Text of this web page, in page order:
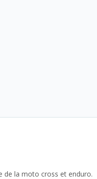
de la moto cross et enduro.